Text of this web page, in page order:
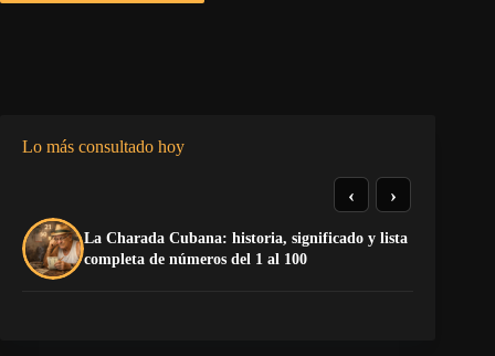
Lo más consultado hoy
La Charada Cubana: historia, significado y lista
completa de números del 1 al 100
‹ ›